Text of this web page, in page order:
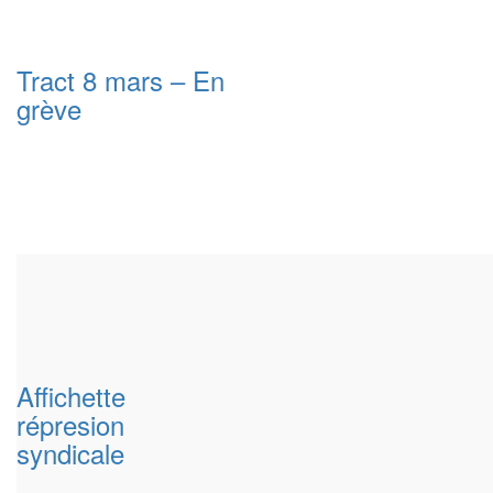
Tract 8 mars – En
grève
Affichette
répresion
syndicale